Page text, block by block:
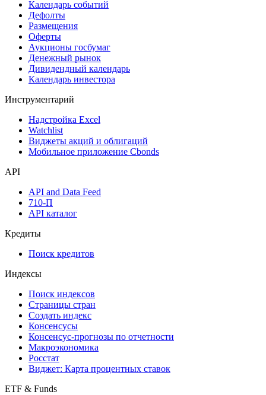
Дивидендный календарь
Календарь
Календарь событий
Дефолты
Размещения
Оферты
Денежный рынок
Календарь инвестора
Инструментарий
Мобильное приложение Cbonds
API
API and Data Feed
API каталог
Кредиты
Поиск кредитов
Индексы
Поиск индексов
Страницы стран
Создать индекс
Консенсусы
Макроэкономика